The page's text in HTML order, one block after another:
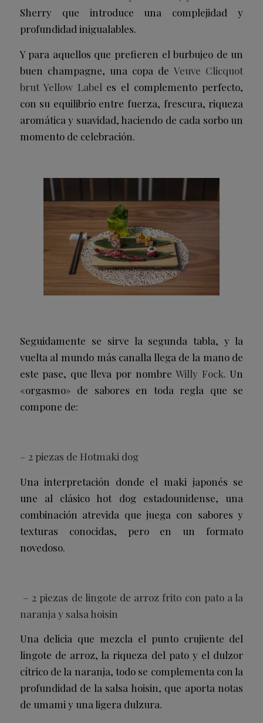
Sherry que introduce una complejidad y
profundidad inigualables.
Y para aquellos que prefieren el burbujeo de un
buen champagne, una copa deVeuve Clicquot
brut Yellow Label es el complemento perfecto,
con su equilibrio entre fuerza, frescura, riqueza
aromática y suavidad, haciendo de cada sorbo un
momento de celebración.
Seguidamente se sirve la segunda tabla, y la
vuelta al mundo más canalla llega de la mano de
este pase, que lleva por nombreWilly Fock. Un
«orgasmo» de sabores en toda regla que se
compone de:
– 2 piezas de Hotmaki dog
Una interpretación donde el maki japonés se
une al clásico hot dog estadounidense, una
combinación atrevida que juega con sabores y
texturas conocidas, pero en un formato
novedoso.
– 2 piezas de lingote de arroz frito con pato a la
naranja y salsa hoisin
Una delicia que mezcla el punto crujiente del
lingote de arroz, la riqueza del pato y el dulzor
cítrico de la naranja, todo se complementa con la
profundidad de la salsa hoisin, que aporta notas
de umami y una ligera dulzura.